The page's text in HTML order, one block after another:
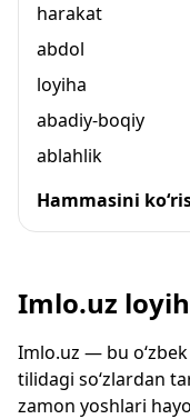
harakat
abdol
loyiha
abadiy-boqiy
ablahlik
Hammasini
Imlo.uz
Imlo.uz — bu o‘zbek
tilidagi so‘zlardan
zamon yoshlari